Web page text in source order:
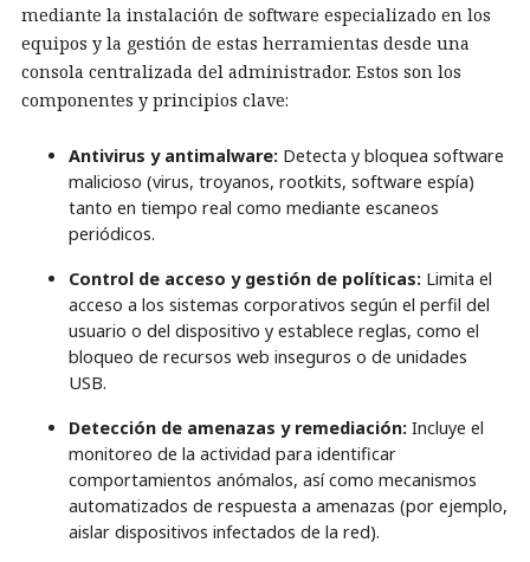
mediante la instalación de software especializado en los
equipos y la gestión de estas herramientas desde una
consola centralizada del administrador. Estos son los
componentes y principios clave:
Antivirus y antimalware: Detecta y bloquea software
malicioso (virus, troyanos, rootkits, software espía)
tanto en tiempo real como mediante escaneos
periódicos.
Control de acceso y gestión de políticas: Limita el
acceso a los sistemas corporativos según el perfil del
usuario o del dispositivo y establece reglas, como el
bloqueo de recursos web inseguros o de unidades
USB.
Detección de amenazas y remediación: Incluye el
monitoreo de la actividad para identificar
comportamientos anómalos, así como mecanismos
automatizados de respuesta a amenazas (por ejemplo,
aislar dispositivos infectados de la red).